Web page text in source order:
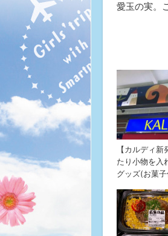
愛玉の実。